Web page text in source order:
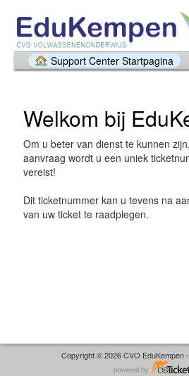
Support Center Startpagina
Welkom bij
Om u beter van dienst te kunnen
aanvraag wordt u een uniek
vereist!
Dit ticketnummer kan u tevens na
van uw ticket te raadplegen.
Copyright © 2026 CVO EduKempen